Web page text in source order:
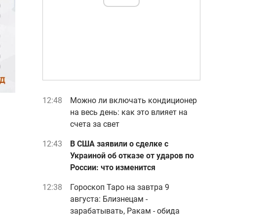
12:48
Можно ли включать кондиционер
на весь день: как это влияет на
счета за свет
12:43
В США заявили о сделке с
Украиной об отказе от ударов по
России: что изменится
12:38
Гороскоп Таро на завтра 9
августа: Близнецам -
зарабатывать, Ракам - обида